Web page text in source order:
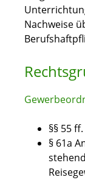
Nachweise
§§ 55ff.
§ 61a